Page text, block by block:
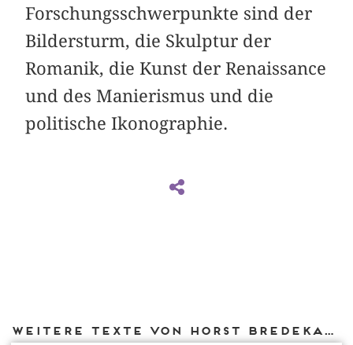
Forschungsschwerpunkte sind der
Bildersturm, die Skulptur der
Romanik, die Kunst der Renaissance
und des Manierismus und die
politische Ikonographie.
Weitere Texte von Horst Bredekamp bei DIAPHANES